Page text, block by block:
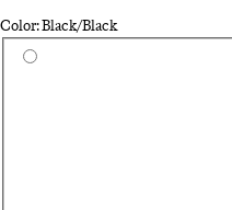
Color: Black/Black
Selecciona un color